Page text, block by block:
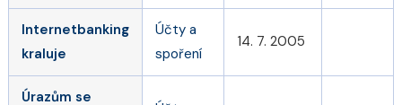
Internetbanking
kraluje
Účty a
spoření
14. 7. 2005
Úrazům se